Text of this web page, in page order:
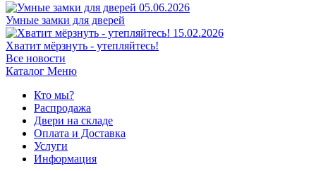
05.06.2026
Умные замки для дверей
15.02.2026
Хватит мёрзнуть - утепляйтесь!
Все новости
Каталог Меню
Кто мы?
Распродажа
Двери на складе
Оплата и Доставка
Услуги
Информация